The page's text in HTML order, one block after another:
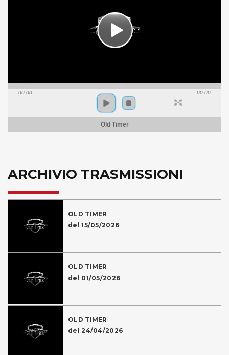
00:00 00:00
Old Timer
ARCHIVIO TRASMISSIONI
OLD TIMER
del 15/05/2026
OLD TIMER
del 01/05/2026
OLD TIMER
del 24/04/2026